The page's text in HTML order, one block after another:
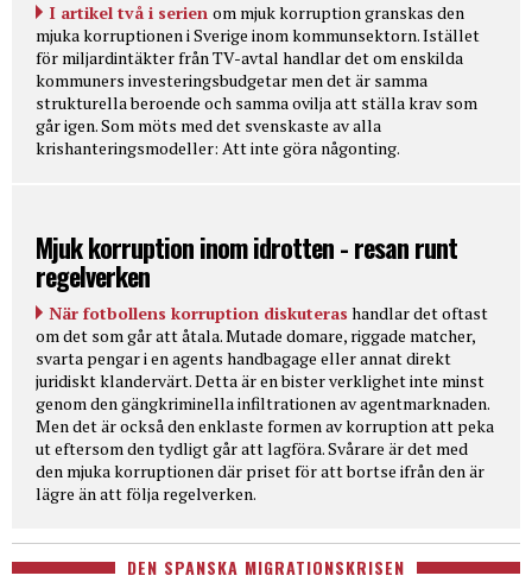
I artikel två i serien om mjuk korruption granskas den
mjuka korruptionen i Sverige inom kommunsektorn. Istället
för miljardintäkter från TV-avtal handlar det om enskilda
kommuners investeringsbudgetar men det är samma
strukturella beroende och samma ovilja att ställa krav som
går igen. Som möts med det svenskaste av alla
krishanteringsmodeller: Att inte göra någonting.
Mjuk korruption inom idrotten - resan runt
regelverken
När fotbollens korruption diskuteras handlar det oftast
om det som går att åtala. Mutade domare, riggade matcher,
svarta pengar i en agents handbagage eller annat direkt
juridiskt klandervärt. Detta är en bister verklighet inte minst
genom den gängkriminella infiltrationen av agentmarknaden.
Men det är också den enklaste formen av korruption att peka
ut eftersom den tydligt går att lagföra. Svårare är det med
den mjuka korruptionen där priset för att bortse ifrån den är
lägre än att följa regelverken.
DEN SPANSKA MIGRATIONSKRISEN